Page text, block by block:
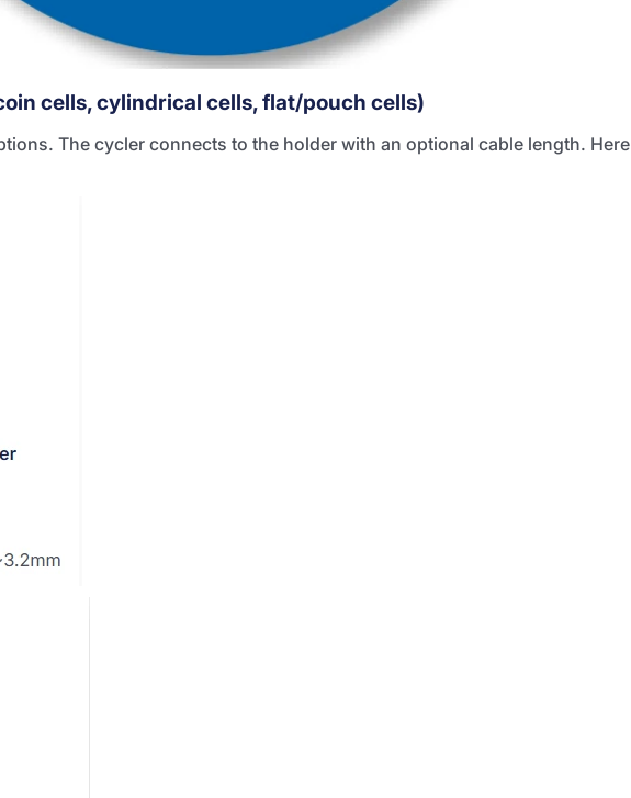
cells, cylindrical cells, flat/pouch cells)
The cycler connects to the holder with an optional cable length. Here